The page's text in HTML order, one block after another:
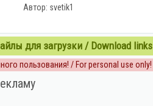
Автор: svetik1
для загрузки / Download links
пользования! / For personal use only!